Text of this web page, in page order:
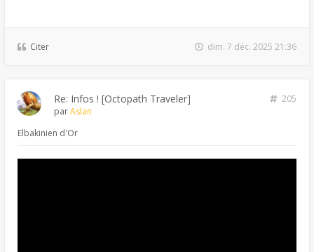
Citer dim. 7 déc. 2025 21:36
Re: Infos ! [Octopath Traveler]
205
parAslan
Elbakinien d'Or